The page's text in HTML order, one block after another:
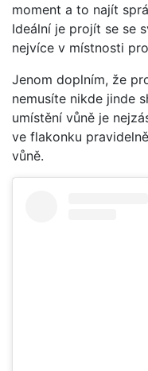
moment a to najít
Ideální je projít se se
nejvíce v místnosti
Jenom doplním, že
nemusíte nikde jinde
umístění vůně je
ve flakonku
vůně.